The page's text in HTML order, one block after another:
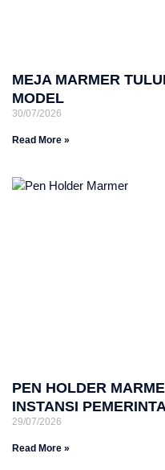
MEJA MARMER
MODEL
30/07/2026
Read More »
PEN HOLDER
INSTANSI
29/07/2026
Read More »